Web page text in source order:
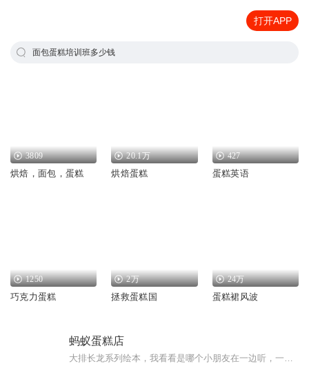
打开APP
面包蛋糕培训班多少钱
3809
烘焙，面包，蛋糕
20.1万
烘焙蛋糕
427
蛋糕英语
1250
巧克力蛋糕
2万
拯救蛋糕国
24万
蛋糕裙风波
蚂蚁蛋糕店